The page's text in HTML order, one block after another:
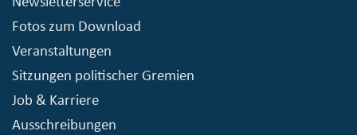
Fotos zum Download
Veranstaltungen
Sitzungen politischer Gremien
Job & Karriere
Ausschreibungen